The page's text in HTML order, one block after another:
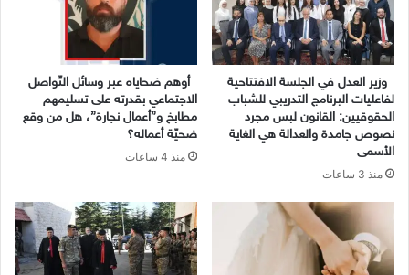
وزير العدل في الجلسة الافتتاحية
لفاعليات البرنامج التدريبي للشباب
الحقوقيين: القانون لبس مجرد
نصوص جامدة والعدالة هي الغاية
الأسمى
منذ 3 ساعات
أوهم ضحاياه عبر وسائل التّواصل
الاجتماعي بقدرته على تسليمهم
مطابخ و”أعمال نجارة”، هل من وقع
ضحيّة أعماله؟
منذ 4 ساعات